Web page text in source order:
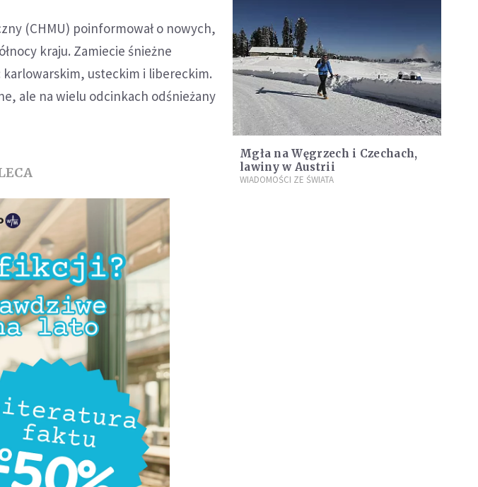
(CHMU) poinformował o nowych,
kraju. Zamiecie śnieżne
usteckim i libereckim.
ale na wielu odcinkach odśnieżany
Mgła na Węgrzech i Czechach,
lawiny w Austrii
WIADOMOŚCI ZE ŚWIATA